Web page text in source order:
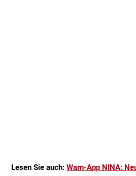
Lesen Sie auch:Warn-App NINA: